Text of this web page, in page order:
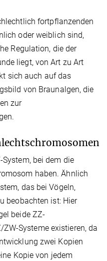
fortpflanzenden
oder weiblich sind,
Regulation, die der
liegt, von Art zu Art
sich auch auf das
von Braunalgen, die
zur
bei dem die
haben. Ähnlich
das bei Vögeln,
beobachten ist: Hier
beide ZZ-
Systeme existieren, da
zwei Kopien
Kopie von jedem